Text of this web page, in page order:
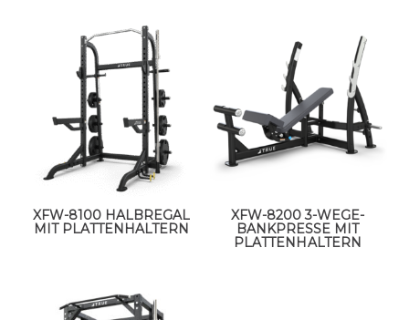
XFW-8100 HALBREGAL
MIT PLATTENHALTERN
XFW-8200 3-WEGE-
BANKPRESSE MIT
PLATTENHALTERN